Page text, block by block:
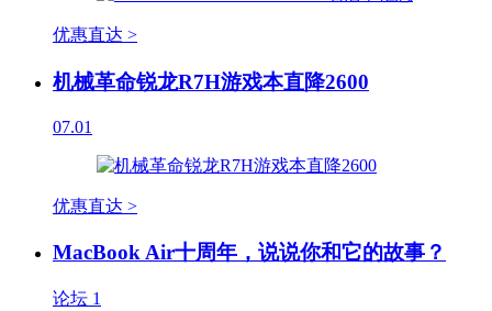
优惠直达 >
机械革命锐龙R7H游戏本直降2600
07.01
优惠直达 >
MacBook Air十周年，说说你和它的故事？
论坛 1